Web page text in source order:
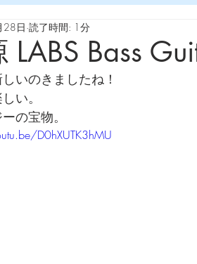
DTM 始める 知っておきたいコト
ているモノ 食べんじーの美味
来るまでを追ったドキュメンタリー
LABS Bass
28日 読了時間: 1分
いのきましたね！
い。
の宝物。
D0hXUTK3hMU